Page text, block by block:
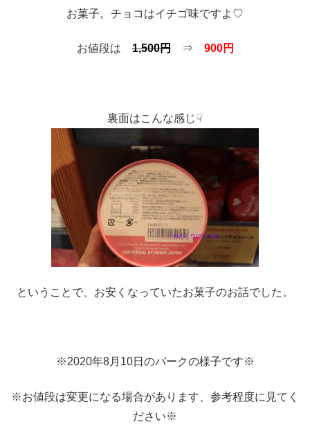
お菓子。チョコはイチゴ味ですよ♡
お値段は1,500円⇒ 900円
裏面はこんな感じ☟
ということで、お安くなっていたお菓子のお話でした。
※2020年8月10日のパークの様子です※
※お値段は変更になる場合があります、参考程度に見てく
ださい※